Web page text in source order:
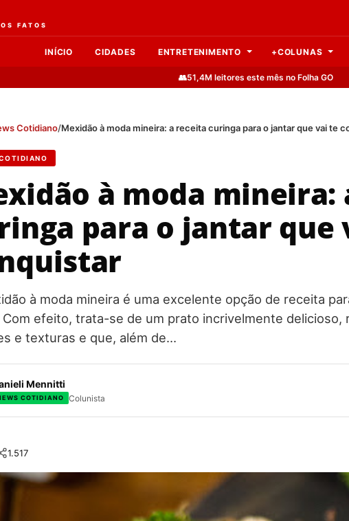
FATOS
INÍCIO CIDADES ENTRETENIMENTO +COLUNAS
👥51,4M leitores este mês no Folha GO
Cotidiano/Mexidão à moda mineira: a receita curinga para o jantar que vai te
à moda mineira:
para o jantar que
à moda mineira é uma excelente opção de receita
Com efeito, trata-se de um prato incrivelmente delicioso,
e texturas e que, além de…
Mennitti
COTIDIANO Colunista
1.517